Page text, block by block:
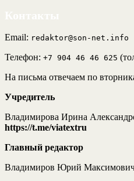
Email: redaktor@son-net.info
Телефон: +7 904 46 46 625
На письма отвечаем по
Учредитель
Владимирова Ирина
https://t.me/viatextru
Главный редактор
Владимиров Юрий